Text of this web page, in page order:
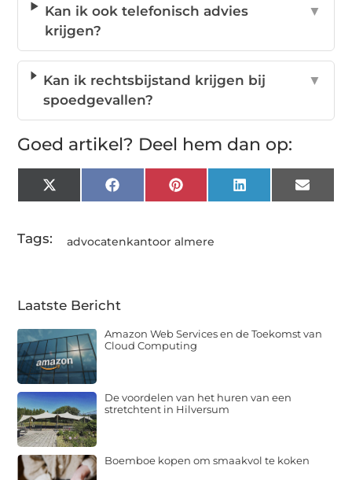
Kan ik ook telefonisch advies
krijgen?
▼
Kan ik rechtsbijstand krijgen bij
spoedgevallen?
▼
Goed artikel? Deel hem dan op:
X
(Twitter)
FacebookPinterestLinkedInEmail
Tags: advocatenkantoor almere
Laatste Bericht
Amazon Web Services en de Toekomst van
Cloud Computing
De voordelen van het huren van een
stretchtent in Hilversum
Boemboe kopen om smaakvol te koken